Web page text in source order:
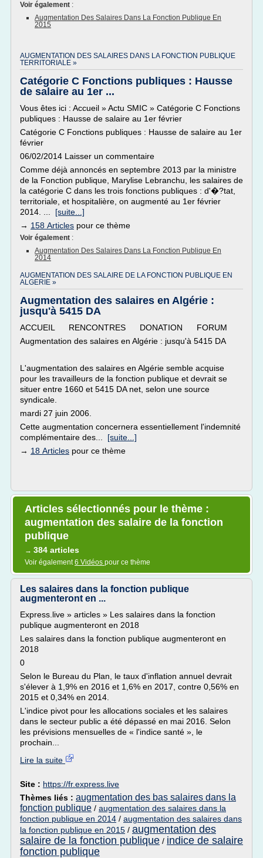
Voir également :
Augmentation Des Salaires Dans La Fonction Publique En
2015
AUGMENTATION DES SALAIRES DANS LA FONCTION PUBLIQUE
TERRITORIALE »
Catégorie C Fonctions publiques : Hausse
de salaire au 1er ...
Vous êtes ici : Accueil » Actu SMIC » Catégorie C Fonctions
publiques : Hausse de salaire au 1er février
Catégorie C Fonctions publiques : Hausse de salaire au 1er
février
06/02/2014 Laisser un commentaire
Comme déjà annoncés en septembre 2013 par la ministre
de la Fonction publique, Marylise Lebranchu, les salaires de
la catégorie C dans les trois fonctions publiques : d'�?tat,
territoriale, et hospitalière, on augmenté au 1er février
2014. ... [suite...]
→ 158 Articles pour ce thème
Voir également :
Augmentation Des Salaires Dans La Fonction Publique En
2014
AUGMENTATION DES SALAIRE DE LA FONCTION PUBLIQUE EN
ALGERIE »
Augmentation des salaires en Algérie :
jusqu'à 5415 DA
ACCUEIL RENCONTRES DONATION FORUM
Augmentation des salaires en Algérie : jusqu'à 5415 DA
L'augmentation des salaires en Algérie semble acquise
pour les travailleurs de la fonction publique et devrait se
situer entre 1660 et 5415 DA net, selon une source
syndicale.
mardi 27 juin 2006.
Cette augmentation concernera essentiellement l'indemnité
complémentaire des... [suite...]
→ 18 Articles pour ce thème
Articles sélectionnés pour le thème :
augmentation des salaire de la fonction
publique
→ 384 articles
Voir également6 Vidéos pour ce thème
Les salaires dans la fonction publique
augmenteront en ...
Express.live » articles » Les salaires dans la fonction
publique augmenteront en 2018
Les salaires dans la fonction publique augmenteront en
2018
0
Selon le Bureau du Plan, le taux d'inflation annuel devrait
s'élever à 1,9% en 2016 et 1,6% en 2017, contre 0,56% en
2015 et 0,34% en 2014.
L'indice pivot pour les allocations sociales et les salaires
dans le secteur public a été dépassé en mai 2016. Selon
les prévisions mensuelles de « l'indice santé », le
prochain...
Lire la suite
Site : https://fr.express.live
Thèmes liés : augmentation des bas salaires dans la
fonction publique / augmentation des salaires dans la
fonction publique en 2014 / augmentation des salaires dans
la fonction publique en 2015 / augmentation des
salaire de la fonction publique / indice de salaire
fonction publique